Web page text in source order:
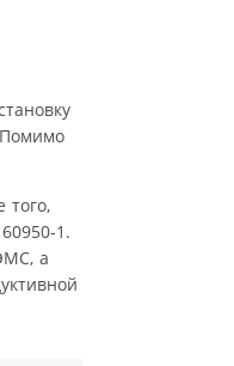
того,
1.
а